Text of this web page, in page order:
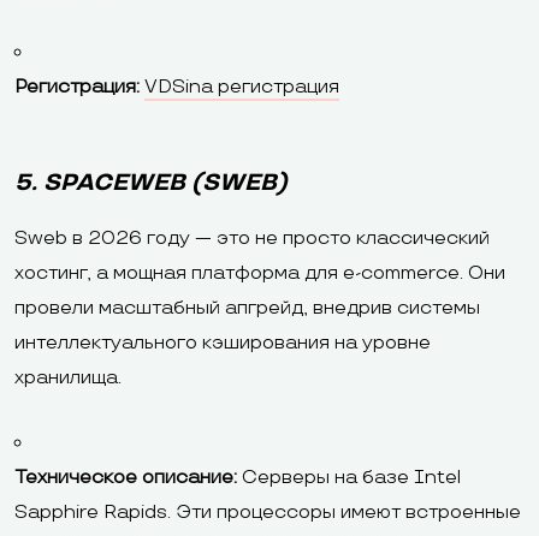
Регистрация: VDSina регистрация
5. SPACEWEB (SWEB)
Sweb в 2026 году — это не просто классический
хостинг, а мощная платформа для e-commerce. Они
провели масштабный апгрейд, внедрив системы
интеллектуального кэширования на уровне
хранилища.
Техническое описание: Серверы на базе Intel
Sapphire Rapids. Эти процессоры имеют встроенные